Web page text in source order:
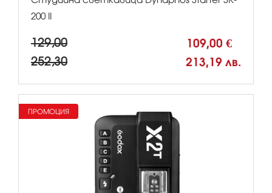
200 II
129,00 109,00 €
252,30 213,19 лв.
ПРОМОЦИЯ